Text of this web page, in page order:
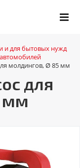
и для бытовых нужд
молдингов, Ø 85 мм
для
мм